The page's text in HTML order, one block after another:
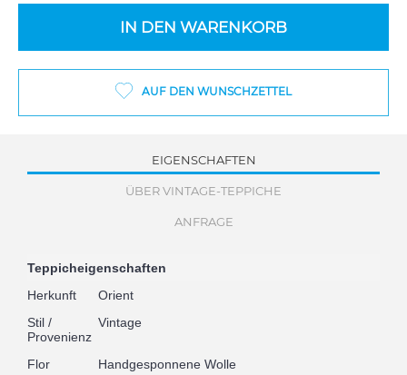
IN DEN WARENKORB
AUF DEN WUNSCHZETTEL
EIGENSCHAFTEN
ÜBER VINTAGE-TEPPICHE
ANFRAGE
Teppicheigenschaften
Herkunft
Orient
Stil /
Provenienz
Vintage
Flor
Handgesponnene Wolle